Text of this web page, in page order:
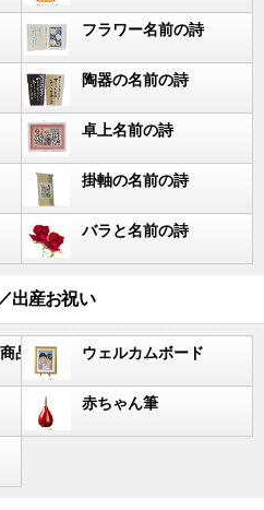
フラワー名前の詩
陶器の名前の詩
卓上名前の詩
掛軸の名前の詩
バラと名前の詩
出産お祝い
品 ウェルカムボード
赤ちゃん筆